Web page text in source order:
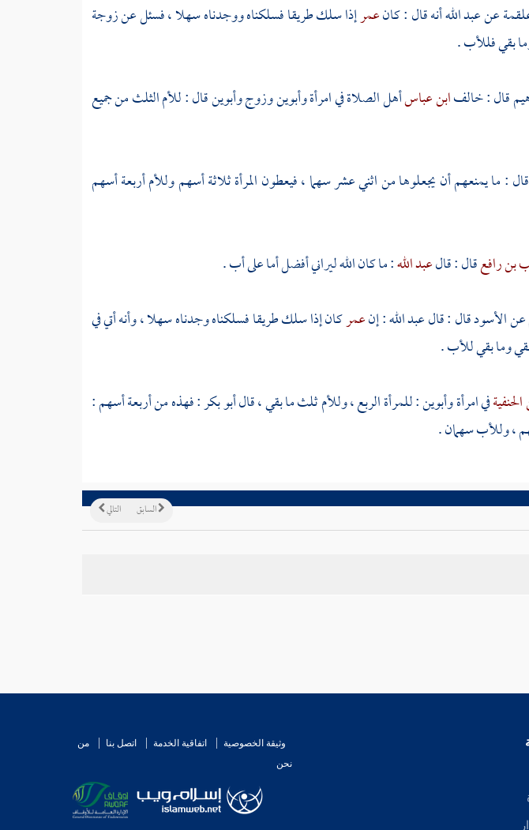
عنعبد اللهأنه قال : كانعمرإذا سلك طريقا فسلكناه ووجدناه سهلا ، فسئل عن زوجة
بقي فللأب .
قال : خالفابن عباسأهل الصلاة في امرأة وأبوين وزوج وأبوين قال : للأم الثلث من جميع
قال : ما يمنعهم أن يجعلوها من اثني عشر سهما ، فيعطون المرأة ثلاثة أسهم وللأم أربعة أسهم
بن رافعقال : قالعبد الله: ما كان الله ليراني أفضل أما على أب .
عنالأسودقال : قالعبد الله: إنعمركان إذا سلك طريقا فسلكناه وجدناه سهلا ، وأنه أتي في
وما بقي للأب .
في امرأة وأبوين : للمرأة الربع ، وللأم ثلث ما بقي ، قالأبو بكر: فهذه من أربعة أسهم :
، وللأب سهمان .
التالي السابق
وثيقة الخصوصية اتفاقية الخدمة اتصل بنا
من
نحن